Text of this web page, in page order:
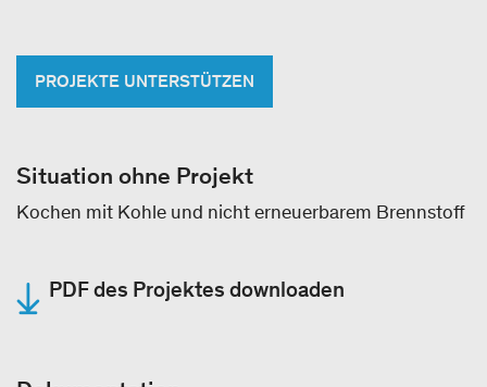
PROJEKTE UNTERSTÜTZEN
Situation ohne Projekt
Kochen mit Kohle und nicht erneuerbarem Brennstoff
PDF des Projektes downloaden